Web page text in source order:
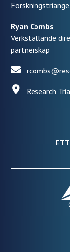
Ryan Combs
Verkställande
partnerskap
Research